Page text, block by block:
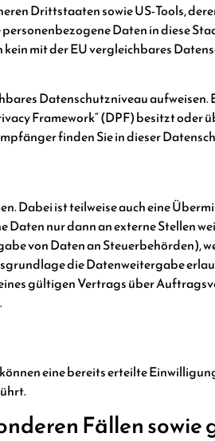
Drittstaaten sowie US-Tools,
Daten in diese
mit der EU vergleichbares
Datenschutzniveau
Framework“ (DPF) besitzt oder
finden Sie in dieser
Dabei ist teilweise auch eine
nur dann an externe Stellen
von Daten an Steuerbehörden),
die Datenweitergabe
gültigen Vertrags über
eine bereits erteilte
Fällen sowie